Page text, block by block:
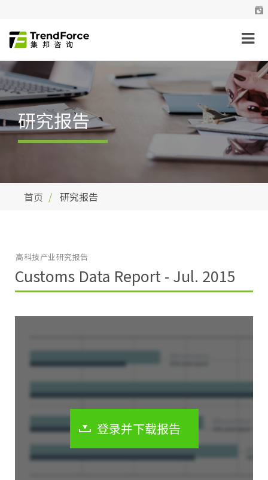
研究报告
首页 研究报告
Customs Data Report - Jul. 2015
高科技产业研究报告
登录并下载报告